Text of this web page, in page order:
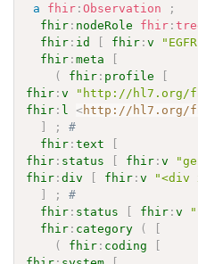
a fhir :Observation
;
fhir : nodeRole fhir :
fhir : id [ fhir :v
fhir :meta
[
(
fhir : profile
[
fhir :v
"http://hl7.org/
fhir : l <http://hl7.org/
]
;
#
fhir :text
[
fhir : status [ fhir :v
fhir :div [ fhir :v
"<div
]
;
#
fhir : status [ fhir :v
fhir : category (
[
(
fhir : coding
[